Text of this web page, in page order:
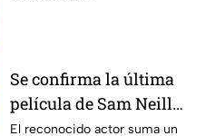
Se confirma la última
película de Sam Neill
antes de morir: esto es
El reconocido actor suma un